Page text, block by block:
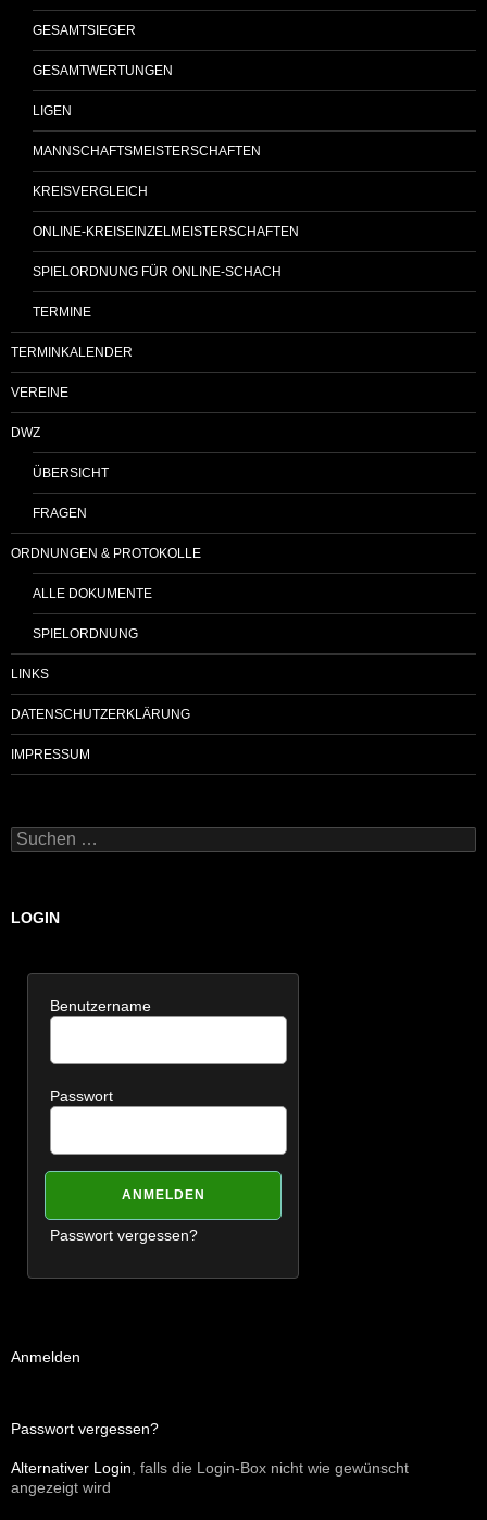
GESAMTSIEGER
GESAMTWERTUNGEN
LIGEN
MANNSCHAFTSMEISTERSCHAFTEN
KREISVERGLEICH
ONLINE-KREISEINZELMEISTERSCHAFTEN
SPIELORDNUNG FÜR ONLINE-SCHACH
TERMINE
TERMINKALENDER
VEREINE
DWZ
ÜBERSICHT
FRAGEN
ORDNUNGEN & PROTOKOLLE
ALLE DOKUMENTE
SPIELORDNUNG
LINKS
DATENSCHUTZERKLÄRUNG
IMPRESSUM
Suchen
nach:
LOGIN
Benutzername
Passwort
Passwort vergessen?
Anmelden
Passwort vergessen?
Alternativer Login , falls die Login-Box nicht wie gewünscht
angezeigt wird